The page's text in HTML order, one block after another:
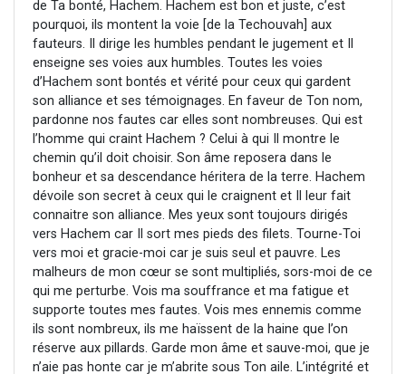
de Ta bonté, Hachem. Hachem est bon et juste, c’est
pourquoi, ils montent la voie [de la Techouvah] aux
fauteurs. Il dirige les humbles pendant le jugement et Il
enseigne ses voies aux humbles. Toutes les voies
d’Hachem sont bontés et vérité pour ceux qui gardent
son alliance et ses témoignages. En faveur de Ton nom,
pardonne nos fautes car elles sont nombreuses. Qui est
l’homme qui craint Hachem ? Celui à qui Il montre le
chemin qu’il doit choisir. Son âme reposera dans le
bonheur et sa descendance héritera de la terre. Hachem
dévoile son secret à ceux qui le craignent et Il leur fait
connaitre son alliance. Mes yeux sont toujours dirigés
vers Hachem car Il sort mes pieds des filets. Tourne-Toi
vers moi et gracie-moi car je suis seul et pauvre. Les
malheurs de mon cœur se sont multipliés, sors-moi de ce
qui me perturbe. Vois ma souffrance et ma fatigue et
supporte toutes mes fautes. Vois mes ennemis comme
ils sont nombreux, ils me haïssent de la haine que l’on
réserve aux pillards. Garde mon âme et sauve-moi, que je
n’aie pas honte car je m’abrite sous Ton aile. L’intégrité et